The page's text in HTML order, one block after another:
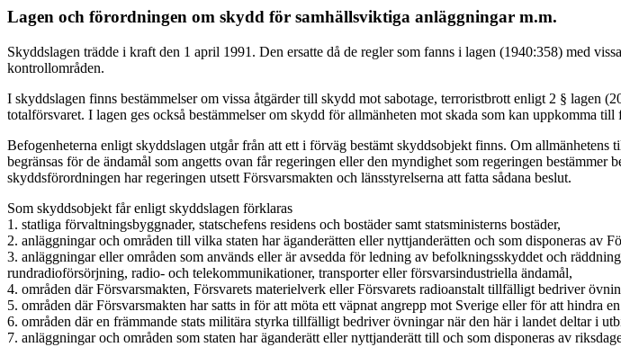
Lagen och förordningen om skydd för samhällsviktiga anläggningar m.m.
Skyddslagen trädde i kraft den 1 april 1991. Den ersatte då de regler som fanns i lagen (1940:358) med
kontrollområden.
I skyddslagen finns bestämmelser om vissa åtgärder till skydd mot sabotage, terroristbrott enligt 2 §
totalförsvaret. I lagen ges också bestämmelser om skydd för allmänheten mot skada som kan uppkomma
Befogenheterna enligt skyddslagen utgår från att ett i förväg bestämt skyddsobjekt finns. Om
begränsas för de ändamål som angetts ovan får regeringen eller den myndighet som regeringen
skyddsförordningen har regeringen utsett Försvarsmakten och länsstyrelserna att fatta sådana beslut.
Som skyddsobjekt får enligt skyddslagen förklaras
1. statliga förvaltningsbyggnader, statschefens residens och bostäder samt statsministerns bostäder,
2. anläggningar och områden till vilka staten har äganderätten eller nyttjanderätten och som disponeras
3. anläggningar eller områden som används eller är avsedda för ledning av befolkningsskyddet och
rundradioförsörjning, radio- och telekommunikationer, transporter eller försvarsindustriella ändamål,
4. områden där Försvarsmakten, Försvarets materielverk eller Försvarets radioanstalt tillfälligt bedriver
5. områden där Försvarsmakten har satts in för att möta ett väpnat angrepp mot Sverige eller för att hindra
6. områden där en främmande stats militära styrka tillfälligt bedriver övningar när den här i landet deltar i
7. anläggningar och områden som staten har äganderätt eller nyttjanderätt till och som disponeras av